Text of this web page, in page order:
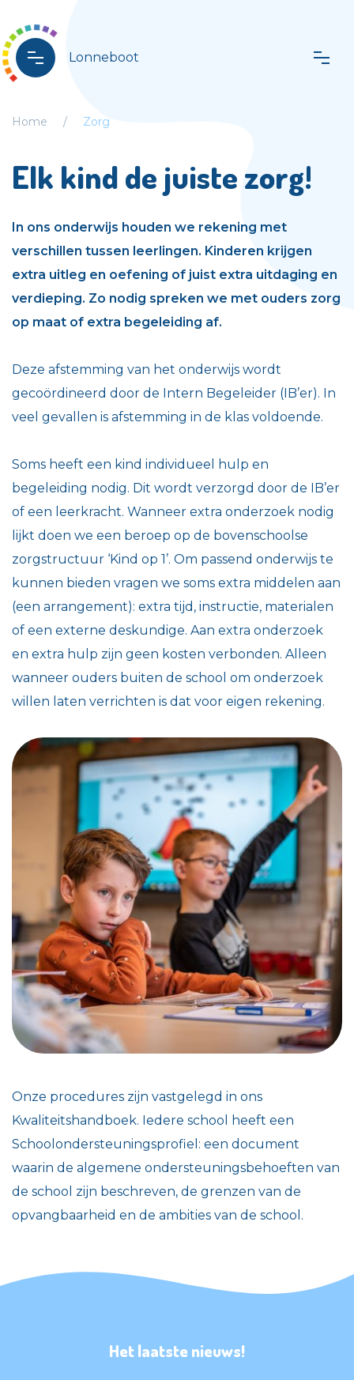
Lonneboot
Home Zorg
Elk kind de juiste zorg!
In ons onderwijs houden we rekening met
verschillen tussen leerlingen. Kinderen krijgen
extra uitleg en oefening of juist extra uitdaging en
verdieping. Zo nodig spreken we met ouders zorg
op maat of extra begeleiding af.
Deze afstemming van het onderwijs wordt
gecoördineerd door de Intern Begeleider (IB’er). In
veel gevallen is afstemming in de klas voldoende.
Soms heeft een kind individueel hulp en
begeleiding nodig. Dit wordt verzorgd door de IB’er
of een leerkracht. Wanneer extra onderzoek nodig
lijkt doen we een beroep op de bovenschoolse
zorgstructuur ‘Kind op 1’. Om passend onderwijs te
kunnen bieden vragen we soms extra middelen aan
(een arrangement): extra tijd, instructie, materialen
of een externe deskundige. Aan extra onderzoek
en extra hulp zijn geen kosten verbonden. Alleen
wanneer ouders buiten de school om onderzoek
willen laten verrichten is dat voor eigen rekening.
Onze procedures zijn vastgelegd in ons
Kwaliteitshandboek. Iedere school heeft een
Schoolondersteuningsprofiel: een document
waarin de algemene ondersteuningsbehoeften van
de school zijn beschreven, de grenzen van de
opvangbaarheid en de ambities van de school.
Het laatste nieuws!